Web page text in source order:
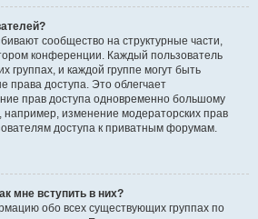
сообщество на структурные части,
конференции. Каждый пользователь
группах, и каждой группе могут быть
права доступа. Это облегчает
прав доступа одновременно большому
например, изменение модераторских прав
доступа к приватным форумам.
мне вступить в них?
обо всех существующих группах по